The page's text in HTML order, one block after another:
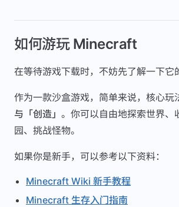
如何游玩 Minecraft
在等待游戏下载时，不妨先了解一下它
作为一款沙盒游戏，简单来说，核心玩
与「创造」 。你可以自由地探索世界、
园、挑战怪物。
如果你是新手，可以参考以下资料：
Minecraft Wiki 新手教程
Minecraft 生存入门指南